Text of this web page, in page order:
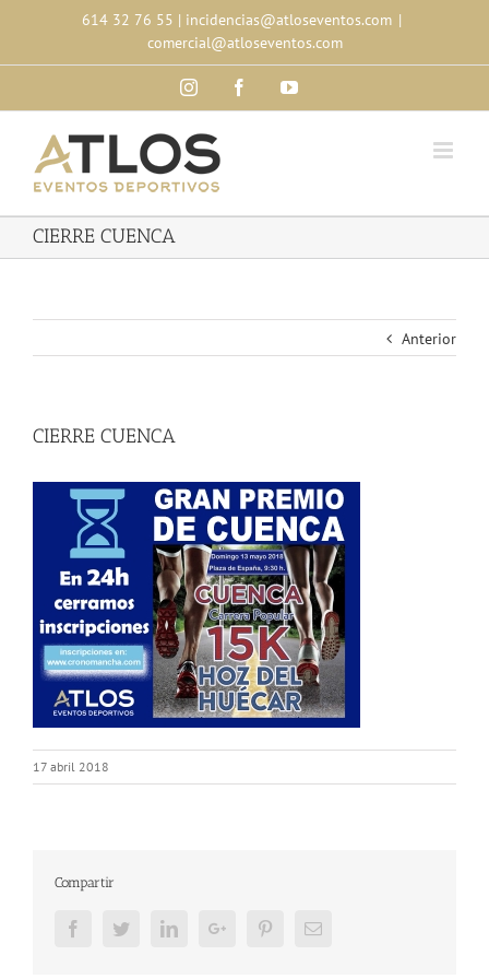
content
614 32 76 55 | incidencias@atloseventos.com |
comercial@atloseventos.com
InstagramFacebookYouTube
CIERRE CUENCA
Anterior
CIERRE CUENCA
17 abril 2018
Compartir
FacebookTwitterLinkedInGoogle+ PinterestEmail